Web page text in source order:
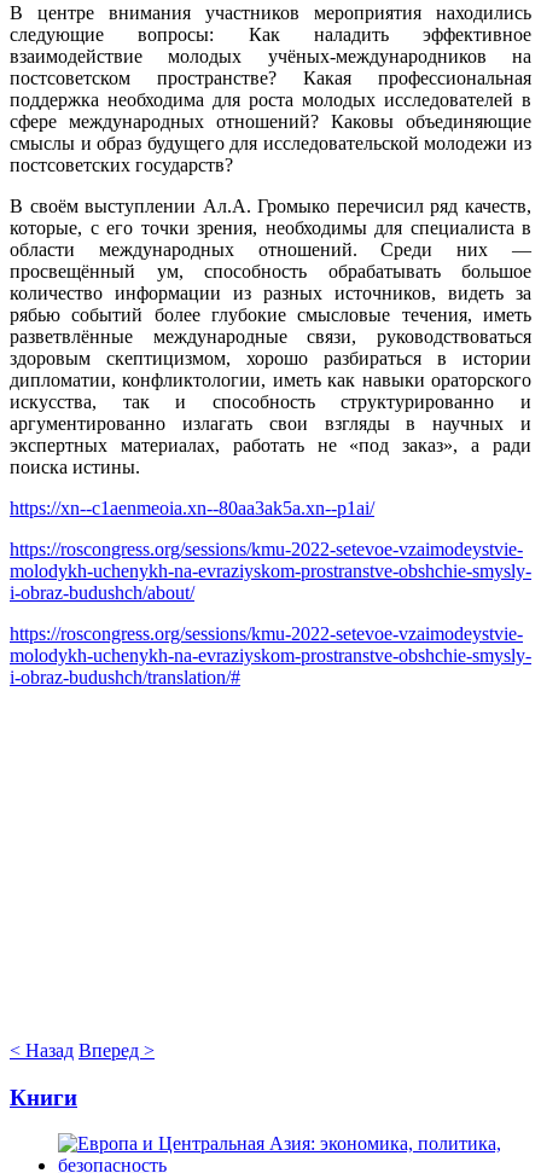
В центре внимания участников мероприятия находились
следующие вопросы: Как наладить эффективное
взаимодействие молодых учёных-международников на
постсоветском пространстве? Какая профессиональная
поддержка необходима для роста молодых исследователей в
сфере международных отношений? Каковы объединяющие
смыслы и образ будущего для исследовательской молодежи из
постсоветских государств?
В своём выступлении Ал.А. Громыко перечисил ряд качеств,
которые, с его точки зрения, необходимы для специалиста в
области международных отношений. Среди них —
просвещённый ум, способность обрабатывать большое
количество информации из разных источников, видеть за
рябью событий более глубокие смысловые течения, иметь
разветвлённые международные связи, руководствоваться
здоровым скептицизмом, хорошо разбираться в истории
дипломатии, конфликтологии, иметь как навыки ораторского
искусства, так и способность структурированно и
аргументированно излагать свои взгляды в научных и
экспертных материалах, работать не «под заказ», а ради
поиска истины.
https://xn--c1aenmeoia.xn--80aa3ak5a.xn--p1ai/
https://roscongress.org/sessions/kmu-2022-setevoe-vzaimodeystvie-
molodykh-uchenykh-na-evraziyskom-prostranstve-obshchie-smysly-
i-obraz-budushch/about/
https://roscongress.org/sessions/kmu-2022-setevoe-vzaimodeystvie-
molodykh-uchenykh-na-evraziyskom-prostranstve-obshchie-smysly-
i-obraz-budushch/translation/#
< Назад Вперед >
Книги